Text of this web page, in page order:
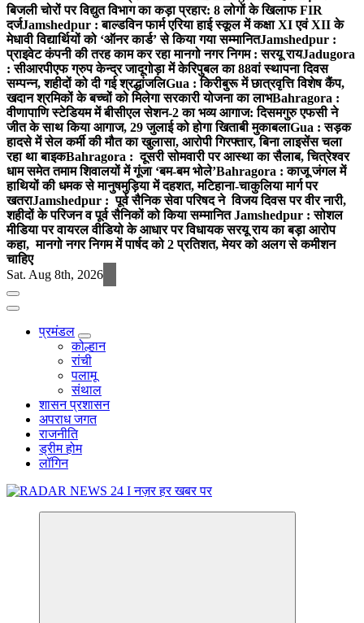
बिजली चोरों पर विद्युत विभाग का कड़ा प्रहार: 8 लोगों के खिलाफ FIR
दर्जJamshedpur : बाल्डविन फार्म एरिया हाई स्कूल में कक्षा XI एवं XII के
मेधावी विद्यार्थियों को ‘ऑनर कार्ड’ से किया गया सम्मानितJamshedpur :
प्राइवेट कंपनी की तरह काम कर रहा मानगो नगर निगम : सरयू रायJadugora
: सीआरपीएफ ग्रुप केन्द्र जादूगोड़ा में केरिपुबल का 88वां स्थापना दिवस
सम्पन्न, शहीदों को दी गई श्रद्धांजलिGua : किरीबुरू में छात्रवृत्ति विशेष कैंप,
खदान श्रमिकों के बच्चों को मिलेगा सरकारी योजना का लाभBahragora :
वीणापाणि स्टेडियम में बीसीएल सेशन-2 का भव्य आगाज: दिसमगुरु एफसी ने
जीत के साथ किया आगाज, 29 जुलाई को होगा खिताबी मुकाबलाGua : सड़क
हादसे में सेल कर्मी की मौत का खुलासा, आरोपी गिरफ्तार, बिना लाइसेंस चला
रहा था बाइकBahragora : दूसरी सोमवारी पर आस्था का सैलाब, चित्रेश्वर
धाम समेत तमाम शिवालयों में गूंजा ‘बम-बम भोले’Bahragora : काजू जंगल में
हाथियों की धमक से मानुषमुड़िया में दहशत, मटिहाना-चाकुलिया मार्ग पर
खतराJamshedpur : पूर्व सैनिक सेवा परिषद ने विजय दिवस पर वीर नारी,
शहीदों के परिजन व पूर्व सैनिकों को किया सम्मानितJamshedpur : सोशल
मीडिया पर वायरल वीडियो के आधार पर विधायक सरयू राय का बड़ा आरोप
कहा, मानगो नगर निगम में पार्षद को 2 प्रतिशत, मेयर को अलग से कमीशन
चाहिए
Sat. Aug 8th, 2026
प्रमंडल
कोल्हान
रांची
पलामू
संथाल
शासन प्रशासन
अपराध जगत
राजनीति
ड्रीम होम
लॉगिन